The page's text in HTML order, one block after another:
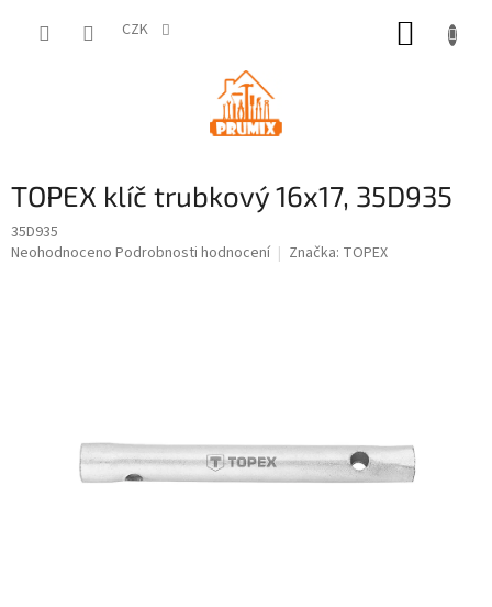
CZK
TOPEX klíč trubkový 16x17, 35D935
35D935
Průměrné
Neohodnoceno Podrobnosti hodnocení Značka: TOPEX